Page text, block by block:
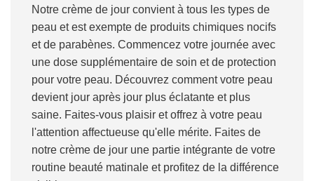
Notre crème de jour convient à tous les types de
peau et est exempte de produits chimiques nocifs
et de parabènes. Commencez votre journée avec
une dose supplémentaire de soin et de protection
pour votre peau. Découvrez comment votre peau
devient jour après jour plus éclatante et plus
saine. Faites-vous plaisir et offrez à votre peau
l'attention affectueuse qu'elle mérite. Faites de
notre crème de jour une partie intégrante de votre
routine beauté matinale et profitez de la différence